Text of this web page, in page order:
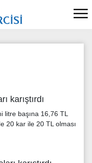
karıştırdı
litre başına 16,76 TL
20 kar ile 20 TL olması